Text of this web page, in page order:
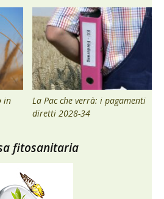
in
La Pac che verrà: i pagamenti
diretti 2028-34
fitosanitaria